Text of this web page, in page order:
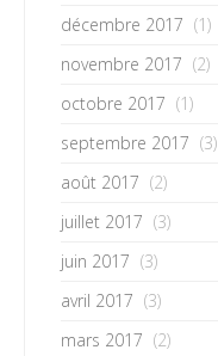
décembre 2017 (1)
novembre 2017 (2)
octobre 2017 (1)
septembre 2017 (3)
août 2017 (2)
juillet 2017 (3)
juin 2017 (3)
avril 2017 (3)
mars 2017 (2)